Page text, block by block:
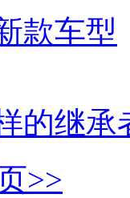
款车型
的继承
>>